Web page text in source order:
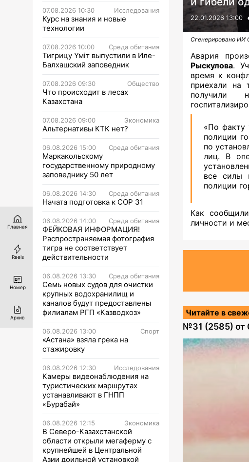
07.08.2026 10:30 Исследования
Курс на знания и новые
технологии
07.08.2026 10:00 Среда обитания
Тигрицу Үміт выпустили в Иле-
Балхашский заповедник
07.08.2026 09:30 Общество
Что происходит в лесах
Казахстана
07.08.2026 09:00 Экономика
Альтернативы КТК нет?
06.08.2026 15:00 Среда обитания
Маркакольскому
государственному природному
заповеднику 50 лет
06.08.2026 14:30 Среда обитания
Начата подготовка к СОР 31
06.08.2026 14:00 Среда обитания
ФЕЙКОВАЯ ИНФОРМАЦИЯ!
Распространяемая фотография
тигра не соответствует
действительности
06.08.2026 13:30 Среда обитания
Семь новых судов для очистки
крупных водохранилищ и
каналов будут предоставлены
филиалам РГП «Казводхоз»
06.08.2026 13:00 Спорт
«Астана» взяла грека на
стажировку
06.08.2026 12:30 Исследования
Камеры видеонаблюдения на
туристических маршрутах
устанавливают в ГНПП
«Бурабай»
06.08.2026 12:15 Экономика
В Северо-Казахстанской
области открыли мегаферму с
крупнейшей в Центральной
Азии доильной установкой
22.01.2026 13:00
Сгенерировано ИИ
Авария
Рыскулова.
время к
приехали на
получили
«По факту
полиции
по
лиц. В
все силы
полиции
Как
личности и
Читайте в
№31 (2585) от
Главная
Reels
Номер
Архив